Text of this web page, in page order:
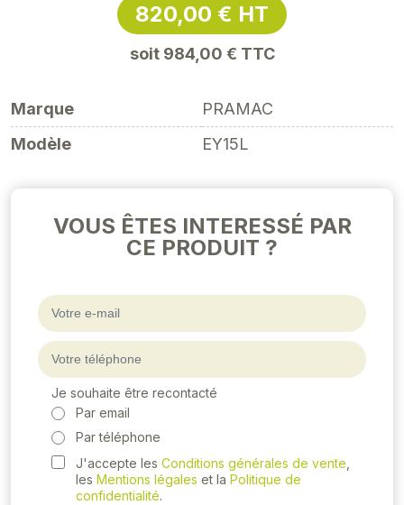
820,00 € HT
soit 984,00 € TTC
Marque
PRAMAC
Modèle
EY15L
VOUS ÊTES INTERESSÉ PAR
CE PRODUIT ?
Je souhaite être recontacté
Par email
Par téléphone
J'accepte les Conditions générales de vente
les Mentions légales et la Politique de
confidentialité.